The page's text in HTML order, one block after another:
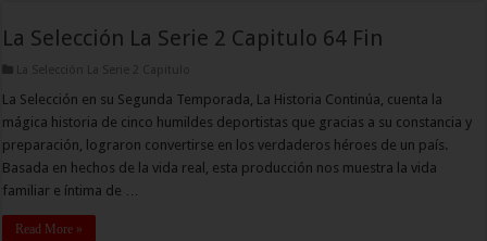
La Selección La Serie 2 Capitulo 64 Fin
La Selección La Serie 2 Capitulo
La Selección en su Segunda Temporada, La Historia Continúa, cuenta la
mágica historia de cinco humildes deportistas que gracias a su constancia y
preparación, lograron convertirse en los verdaderos héroes de un país.
Basada en hechos de la vida real, esta producción nos muestra la vida
familiar e íntima de …
Read More »